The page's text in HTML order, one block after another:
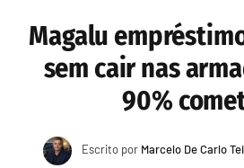
Magalu
sem cair nas
90%
Escrito por Marcelo De Carlo